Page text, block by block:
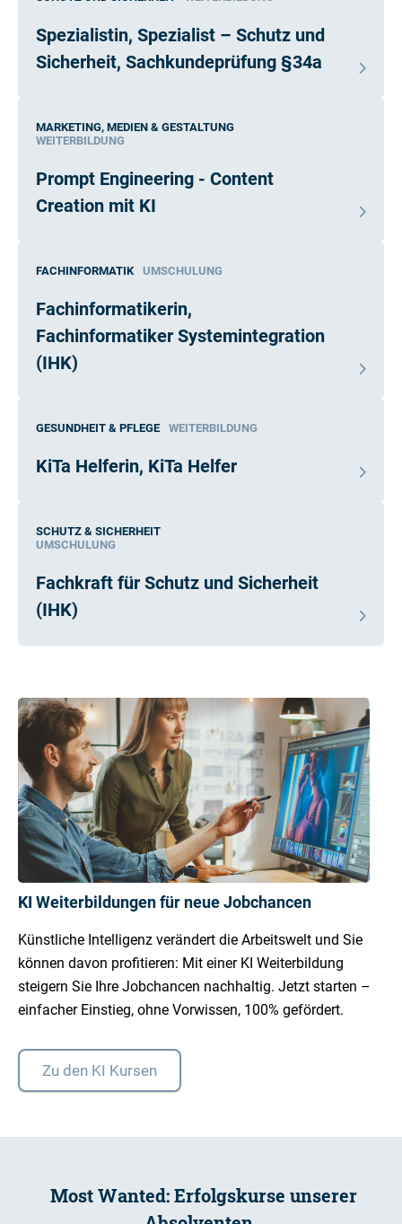
Spezialistin, Spezialist – Schutz und
Sicherheit, Sachkundeprüfung §34a
MARKETING, MEDIEN & GESTALTUNG
WEITERBILDUNG
Prompt Engineering - Content
Creation mit KI
FACHINFORMATIK UMSCHULUNG
Fachinformatikerin,
Fachinformatiker Systemintegration
(IHK)
GESUNDHEIT & PFLEGE WEITERBILDUNG
KiTa Helferin, KiTa Helfer
SCHUTZ & SICHERHEIT
UMSCHULUNG
Fachkraft für Schutz und Sicherheit
(IHK)
KI Weiterbildungen für neue Jobchancen
Künstliche Intelligenz verändert die Arbeitswelt und Sie
können davon profitieren: Mit einer KI Weiterbildung
steigern Sie Ihre Jobchancen nachhaltig. Jetzt starten –
einfacher Einstieg, ohne Vorwissen, 100% gefördert.
Zu den KI Kursen
Most Wanted: Erfolgskurse unserer